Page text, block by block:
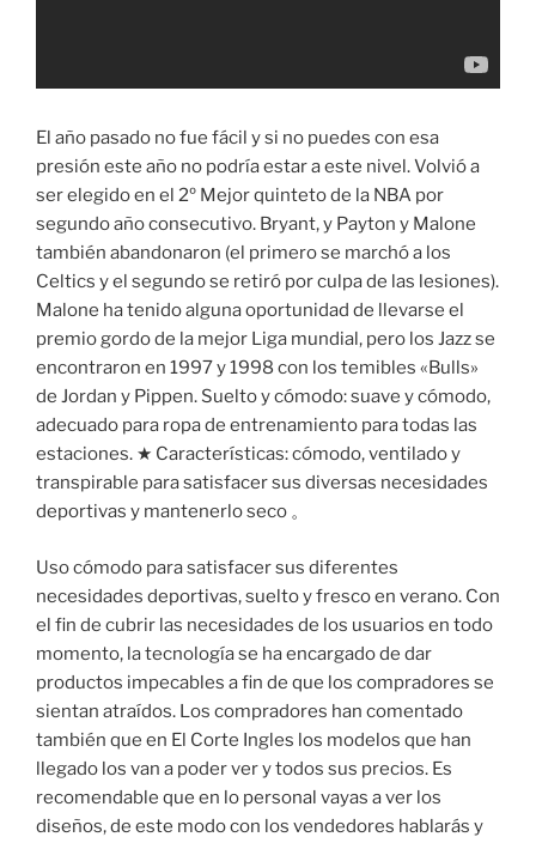
El año pasado no fue fácil y si no puedes con esa
presión este año no podría estar a este nivel. Volvió a
ser elegido en el 2º Mejor quinteto de la NBA por
segundo año consecutivo. Bryant, y Payton y Malone
también abandonaron (el primero se marchó a los
Celtics y el segundo se retiró por culpa de las lesiones).
Malone ha tenido alguna oportunidad de llevarse el
premio gordo de la mejor Liga mundial, pero los Jazz se
encontraron en 1997 y 1998 con los temibles «Bulls»
de Jordan y Pippen. Suelto y cómodo: suave y cómodo,
adecuado para ropa de entrenamiento para todas las
estaciones. ★ Características: cómodo, ventilado y
transpirable para satisfacer sus diversas necesidades
deportivas y mantenerlo seco 。
Uso cómodo para satisfacer sus diferentes
necesidades deportivas, suelto y fresco en verano. Con
el fin de cubrir las necesidades de los usuarios en todo
momento, la tecnología se ha encargado de dar
productos impecables a fin de que los compradores se
sientan atraídos. Los compradores han comentado
también que en El Corte Ingles los modelos que han
llegado los van a poder ver y todos sus precios. Es
recomendable que en lo personal vayas a ver los
diseños, de este modo con los vendedores hablarás y